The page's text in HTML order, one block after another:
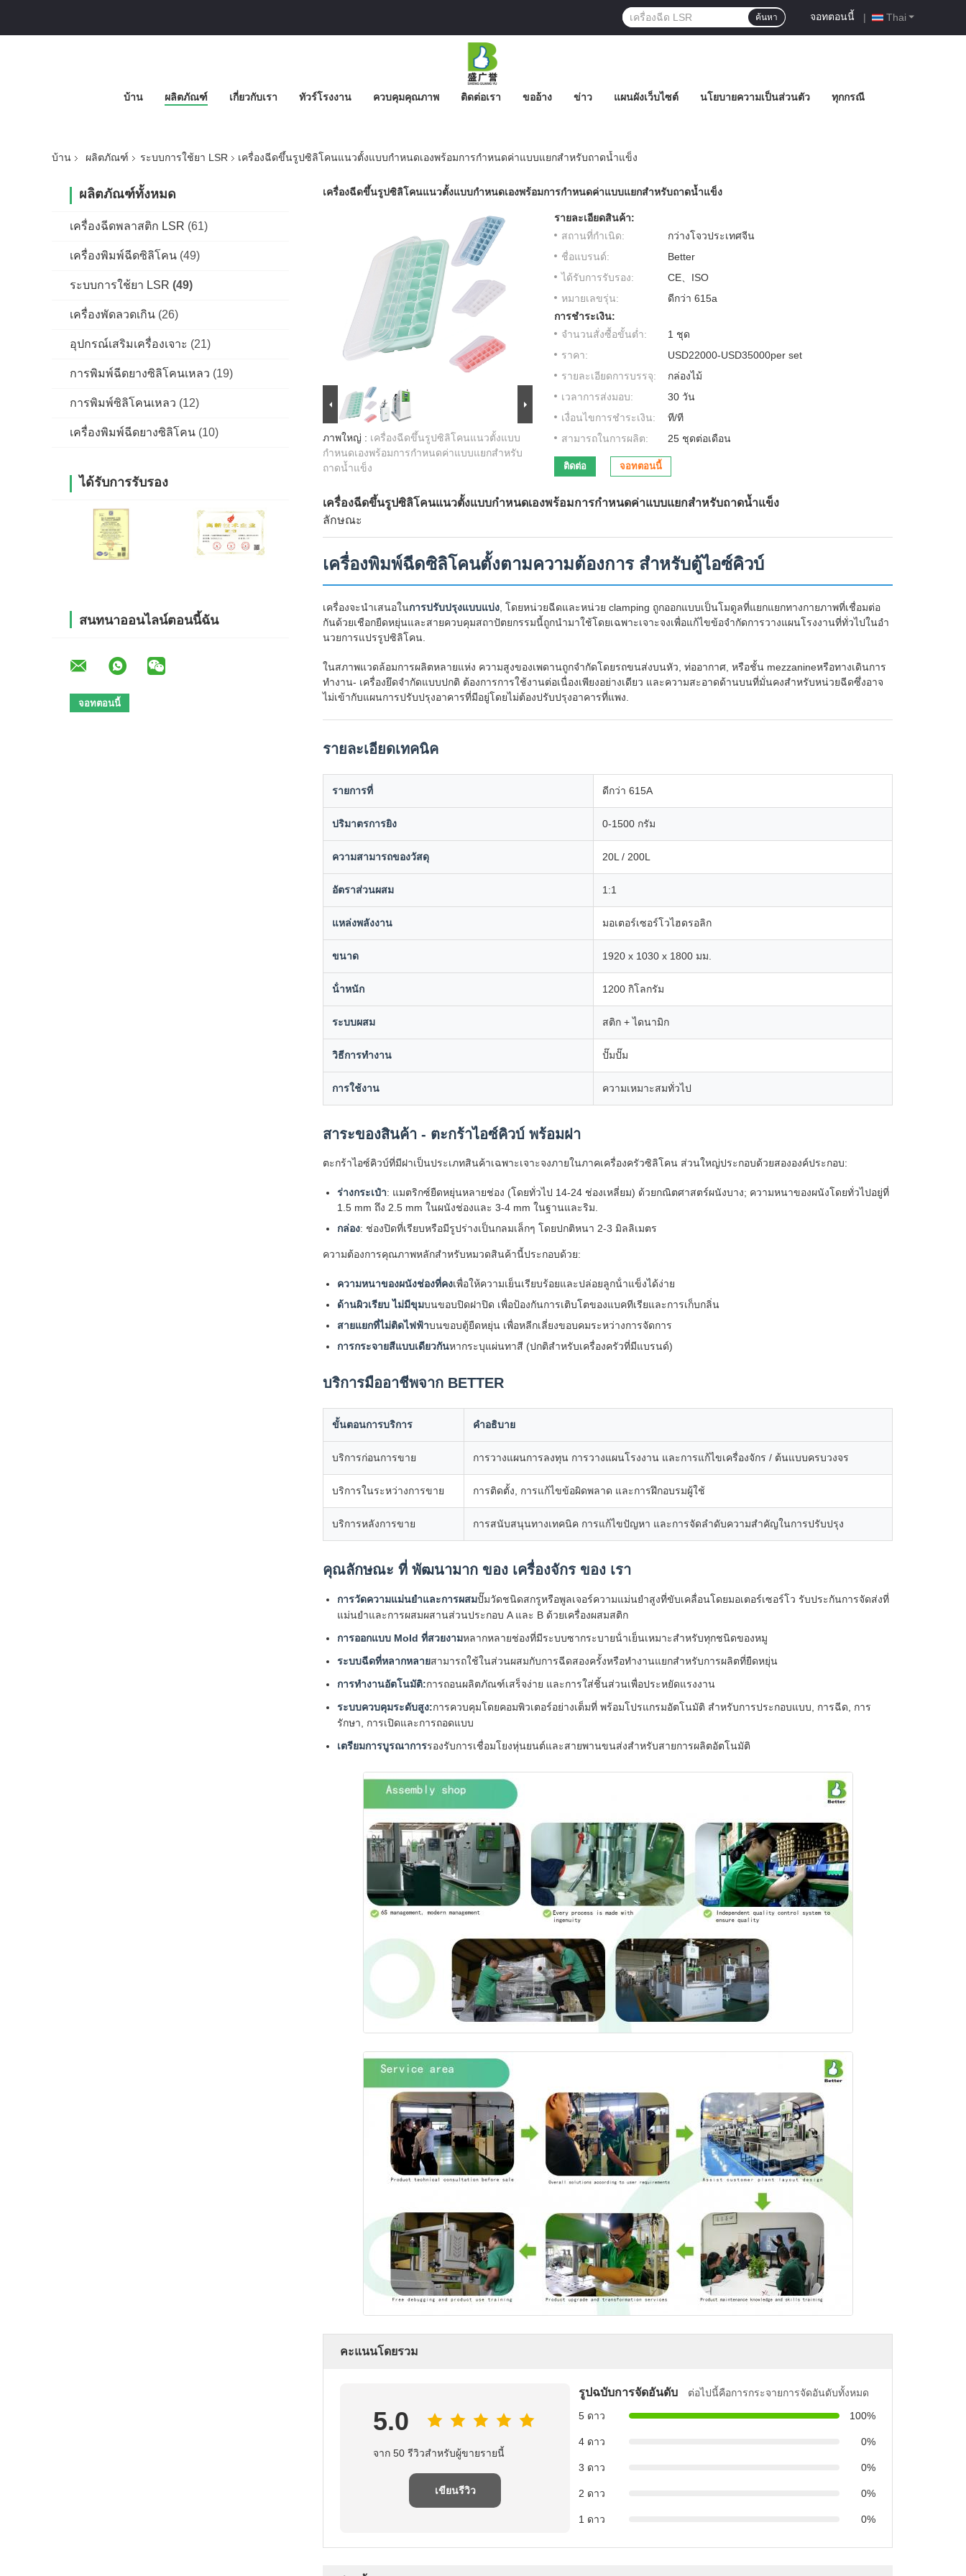
Thai
จอทตอนนี้ |
ค้นหา
บ้าน ผลิตภัณฑ์ เกี่ยวกับเรา ทัวร์โรงงาน ควบคุมคุณภาพ ติดต่อเรา ขออ้าง ข่าว แผนผังเว็บไซต์ นโยบายความเป็นส่วนตัว ทุกกรณี
บ้าน ผลิตภัณฑ์ ระบบการใช้ยา LSR เครื่องฉีดขึ้นรูปซิลิโคนแนวตั้งแบบกำหนดเองพร้อมการกำหนดค่าแบบแยกสำหรับถาดน้ำแข็ง
ผลิตภัณฑ์ทั้งหมด
เครื่องฉีดพลาสติก LSR (61)
เครื่องพิมพ์ฉีดซิลิโคน (49)
ระบบการใช้ยา LSR (49)
เครื่องพัดลวดเกิน (26)
อุปกรณ์เสริมเครื่องเจาะ (21)
การพิมพ์ฉีดยางซิลิโคนเหลว (19)
การพิมพ์ซิลิโคนเหลว (12)
เครื่องพิมพ์ฉีดยางซิลิโคน (10)
ได้รับการรับรอง
สนทนาออนไลน์ตอนนี้ฉัน
เครื่องฉีดขึ้นรูปซิลิโคนแนวตั้งแบบกำหนดเองพร้อมการกำหนดค่าแบบแยกสำหรับถาดน้ำแข็ง
ภาพใหญ่ : เครื่องฉีดขึ้นรูปซิลิโคนแนวตั้งแบบ
กำหนดเองพร้อมการกำหนดค่าแบบแยกสำหรับ
ถาดน้ำแข็ง
รายละเอียดสินค้า:
สถานที่กำเนิด:
กว่างโจวประเทศจีน
ชื่อแบรนด์:
Better
ได้รับการรับรอง:
CE、ISO
หมายเลขรุ่น:
ดีกว่า 615a
การชำระเงิน:
จำนวนสั่งซื้อขั้นต่ำ:
1 ชุด
ราคา:
USD22000-USD35000per set
รายละเอียดการบรรจุ:
กล่องไม้
เวลาการส่งมอบ:
30 วัน
เงื่อนไขการชำระเงิน:
ที/ที
สามารถในการผลิต:
25 ชุดต่อเดือน
ติดต่อ จอทตอนนี้
เครื่องฉีดขึ้นรูปซิลิโคนแนวตั้งแบบกำหนดเองพร้อมการกำหนดค่าแบบแยกสำหรับถาดน้ำแข็ง
ลักษณะ
เครื่องพิมพ์ฉีดซิลิโคนตั้งตามความต้องการ สําหรับตู้ไอซ์คิวบ์
เครื่องจะนําเสนอในการปรับปรุงแบบแบ่ง, โดยหน่วยฉีดและหน่วย clamping ถูกออกแบบเป็นโมดูลที่แยกแยกทางกายภาพที่เชื่อมต่อ
กันด้วยเชือกยืดหยุ่นและสายควบคุมสถาปัตยกรรมนี้ถูกนํามาใช้โดยเฉพาะเจาะจงเพื่อแก้ไขข้อจํากัดการวางแผนโรงงานที่ทั่วไปในอํา
นวยการแปรรูปซิลิโคน.
ในสภาพแวดล้อมการผลิตหลายแห่ง ความสูงของเพดานถูกจํากัดโดยรถขนส่งบนหัว, ท่ออากาศ, หรือชั้น mezzanineหรือทางเดินการ
ทํางาน- เครื่องยึดจํากัดแบบปกติ ต้องการการใช้งานต่อเนื่องเพียงอย่างเดียว และความสะอาดด้านบนที่มั่นคงสําหรับหน่วยฉีดซึ่งอาจ
ไม่เข้ากับแผนการปรับปรุงอาคารที่มีอยู่โดยไม่ต้องปรับปรุงอาคารที่แพง.
รายละเอียดเทคนิค
รายการที่ ดีกว่า 615A
ปริมาตรการยิง 0-1500 กรัม
ความสามารถของวัสดุ 20L / 200L
อัตราส่วนผสม 1:1
แหล่งพลังงาน มอเตอร์เซอร์โวไฮดรอลิก
ขนาด 1920 x 1030 x 1800 มม.
น้ําหนัก 1200 กิโลกรัม
ระบบผสม สติก + ไดนามิก
วิธีการทํางาน ปั๊มปั๊ม
การใช้งาน ความเหมาะสมทั่วไป
สาระของสินค้า - ตะกร้าไอซ์คิวบ์ พร้อมฝา
ตะกร้าไอซ์คิวบ์ที่มีฝาเป็นประเภทสินค้าเฉพาะเจาะจงภายในภาคเครื่องครัวซิลิโคน ส่วนใหญ่ประกอบด้วยสององค์ประกอบ:
ร่างกระเป๋า: แมตริกซ์ยืดหยุ่นหลายช่อง (โดยทั่วไป 14-24 ช่องเหลี่ยม) ด้วยกณิตศาสตร์ผนังบาง; ความหนาของผนังโดยทั่วไปอยู่ที่
1.5 mm ถึง 2.5 mm ในผนังช่องและ 3-4 mm ในฐานและริม.
กล่อง: ช่องปิดที่เรียบหรือมีรูปร่างเป็นกลมเล็กๆ โดยปกติหนา 2-3 มิลลิเมตร
ความต้องการคุณภาพหลักสําหรับหมวดสินค้านี้ประกอบด้วย:
ความหนาของผนังช่องที่คงเพื่อให้ความเย็นเรียบร้อยและปล่อยลูกน้ําแข็งได้ง่าย
ด้านผิวเรียบ ไม่มีขุมบนขอบปิดฝาปิด เพื่อป้องกันการเติบโตของแบคทีเรียและการเก็บกลิ่น
สายแยกที่ไม่ติดไฟฟ้าบนขอบตู้ยืดหยุ่น เพื่อหลีกเลี่ยงขอบคมระหว่างการจัดการ
การกระจายสีแบบเดียวกันหากระบุแผ่นทาสี (ปกติสําหรับเครื่องครัวที่มีแบรนด์)
บริการมืออาชีพจาก BETTER
ขั้นตอนการบริการ คําอธิบาย
บริการก่อนการขาย การวางแผนการลงทุน การวางแผนโรงงาน และการแก้ไขเครื่องจักร / ต้นแบบครบวงจร
บริการในระหว่างการขาย การติดตั้ง, การแก้ไขข้อผิดพลาด และการฝึกอบรมผู้ใช้
บริการหลังการขาย การสนับสนุนทางเทคนิค การแก้ไขปัญหา และการจัดลําดับความสําคัญในการปรับปรุง
คุณลักษณะ ที่ พัฒนามาก ของ เครื่องจักร ของ เรา
การวัดความแม่นยําและการผสมปั๊มวัดชนิดสกรูหรือพูลเจอร์ความแม่นยําสูงที่ขับเคลื่อนโดยมอเตอร์เซอร์โว รับประกันการจัดส่งที่
แม่นยําและการผสมผสานส่วนประกอบ A และ B ด้วยเครื่องผสมสติก
การออกแบบ Mold ที่สวยงามหลากหลายช่องที่มีระบบซากระบายน้ําเย็นเหมาะสําหรับทุกชนิดของหมู
ระบบฉีดที่หลากหลายสามารถใช้ในส่วนผสมกับการฉีดสองครั้งหรือทํางานแยกสําหรับการผลิตที่ยืดหยุ่น
การทํางานอัตโนมัติ:การถอนผลิตภัณฑ์เสร็จง่าย และการใส่ชิ้นส่วนเพื่อประหยัดแรงงาน
ระบบควบคุมระดับสูง:การควบคุมโดยคอมพิวเตอร์อย่างเต็มที่ พร้อมโปรแกรมอัตโนมัติ สําหรับการประกอบแบบ, การฉีด, การ
รักษา, การเปิดและการถอดแบบ
เตรียมการบูรณาการรองรับการเชื่อมโยงหุ่นยนต์และสายพานขนส่งสําหรับสายการผลิตอัตโนมัติ
คะแนนโดยรวม
5.0
จาก 50 รีวิวสำหรับผู้ขายรายนี้
เขียนรีวิว
รูปฉบับการจัดอันดับ ต่อไปนี้คือการกระจายการจัดอันดับทั้งหมด
5 ดาว 100%
4 ดาว 0%
3 ดาว 0%
2 ดาว 0%
1 ดาว 0%